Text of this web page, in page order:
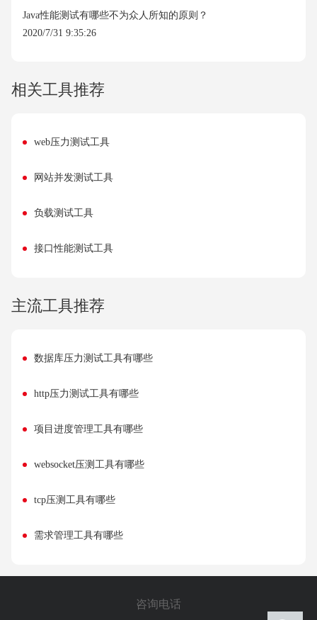
Java性能测试有哪些不为众人所知的原则？
2020/7/31 9:35:26
相关工具推荐
web压力测试工具
网站并发测试工具
负载测试工具
接口性能测试工具
主流工具推荐
数据库压力测试工具有哪些
http压力测试工具有哪些
项目进度管理工具有哪些
websocket压测工具有哪些
tcp压测工具有哪些
需求管理工具有哪些
咨询电话